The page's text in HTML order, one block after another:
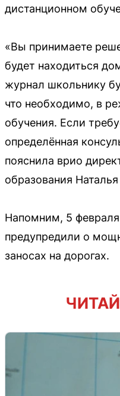
дистанционном
«Вы принимаете
будет находиться
журнал школьнику
что необходимо, в
обучения. Если
определённая
пояснила врио
образования
Напомним, 5
предупредили о
заносах на дорогах.